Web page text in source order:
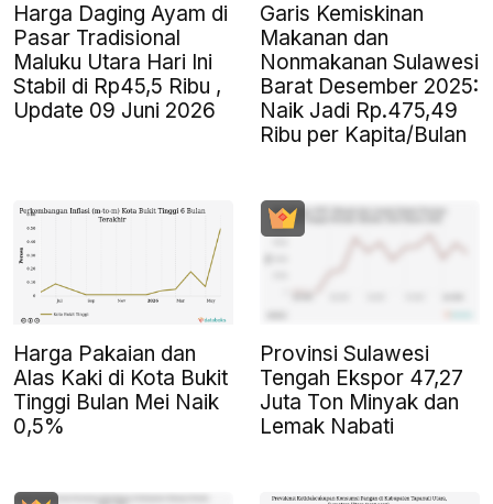
Harga Daging Ayam di
Pasar Tradisional
Maluku Utara Hari Ini
Stabil di Rp45,5 Ribu ,
Update 09 Juni 2026
Garis Kemiskinan
Makanan dan
Nonmakanan Sulawesi
Barat Desember 2025:
Naik Jadi Rp.475,49
Ribu per Kapita/Bulan
Harga Pakaian dan
Alas Kaki di Kota Bukit
Tinggi Bulan Mei Naik
0,5%
Provinsi Sulawesi
Tengah Ekspor 47,27
Juta Ton Minyak dan
Lemak Nabati